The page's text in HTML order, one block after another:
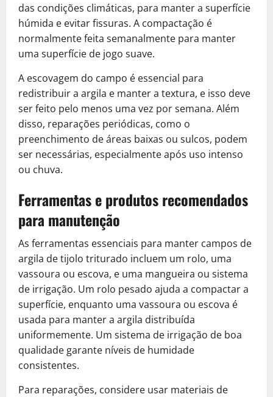
das condições climáticas, para manter a superfície
húmida e evitar fissuras. A compactação é
normalmente feita semanalmente para manter
uma superfície de jogo suave.
A escovagem do campo é essencial para
redistribuir a argila e manter a textura, e isso deve
ser feito pelo menos uma vez por semana. Além
disso, reparações periódicas, como o
preenchimento de áreas baixas ou sulcos, podem
ser necessárias, especialmente após uso intenso
ou chuva.
Ferramentas e produtos recomendados
para manutenção
As ferramentas essenciais para manter campos de
argila de tijolo triturado incluem um rolo, uma
vassoura ou escova, e uma mangueira ou sistema
de irrigação. Um rolo pesado ajuda a compactar a
superfície, enquanto uma vassoura ou escova é
usada para manter a argila distribuída
uniformemente. Um sistema de irrigação de boa
qualidade garante níveis de humidade
consistentes.
Para reparações, considere usar materiais de